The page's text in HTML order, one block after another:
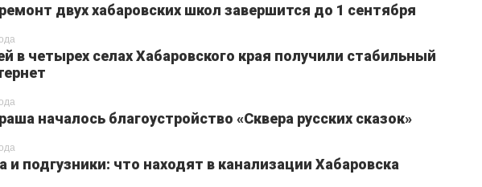
двух хабаровских школ завершится до 1 сентября
в четырех селах Хабаровского края получили стабильный
началось благоустройство «Сквера русских сказок»
и подгузники: что находят в канализации Хабаровска